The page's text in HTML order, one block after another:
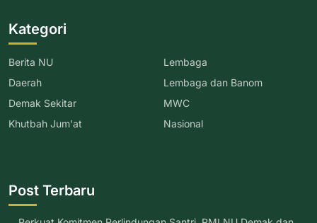
Kategori
Berita NU
Daerah
Demak Sekitar
Khutbah Jum'at
Lembaga
Lembaga dan Banom
MWC
Nasional
Post Terbaru